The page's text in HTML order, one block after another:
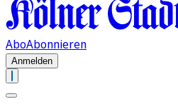
AboAbonnieren
Anmelden